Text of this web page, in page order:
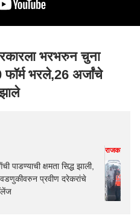
भरभरुन चुना
फॉर्म भरले,26 अर्जांचे
पाडण्याची क्षमता सिद्ध झाली,
प्रवीण दरेकरांचे
राजकारण